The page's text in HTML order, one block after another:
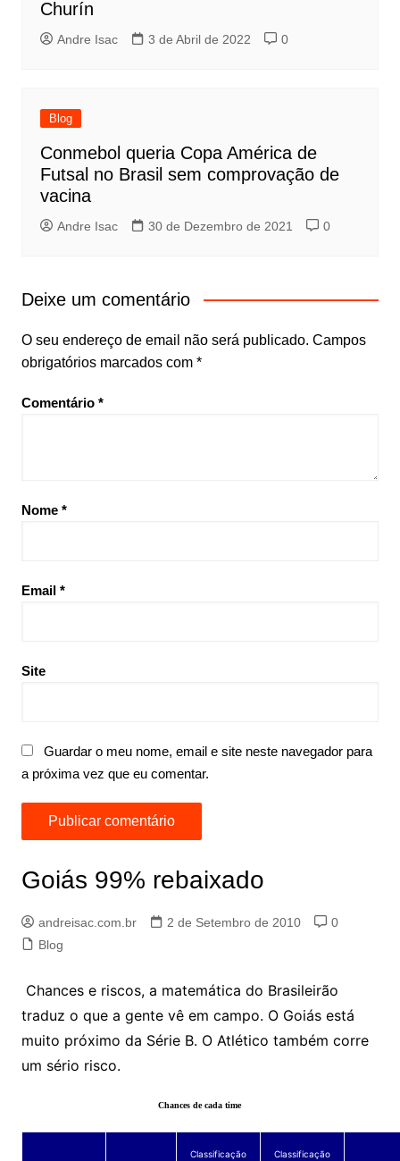
Churín
Andre Isac 3 de Abril de 2022 0
Blog
Conmebol queria Copa América de
Futsal no Brasil sem comprovação de
vacina
Andre Isac 30 de Dezembro de 2021 0
Deixe um comentário
O seu endereço de email não será publicado. Campos
obrigatórios marcados com *
Comentário *
Nome *
Email *
Site
Guardar o meu nome, email e site neste navegador para
a próxima vez que eu comentar.
Goiás 99% rebaixado
andreisac.com.br 2 de Setembro de 2010
0
Blog
Chances e riscos, a matemática do Brasileirão
traduz o que a gente vê em campo. O Goiás está
muito próximo da Série B. O Atlético também corre
um sério risco.
Chances de cada time
Classificação Classificação